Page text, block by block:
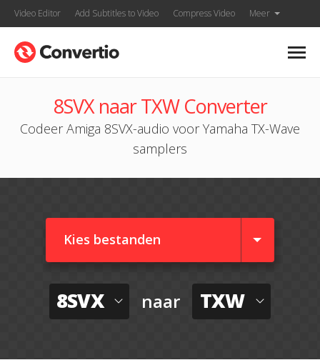
Video Editor Add Subtitles to Video Compress Video Meer
8SVX naar TXW Converter
Codeer Amiga 8SVX-audio voor Yamaha TX-Wave
samplers
Kies bestanden
8SVX naar TXW